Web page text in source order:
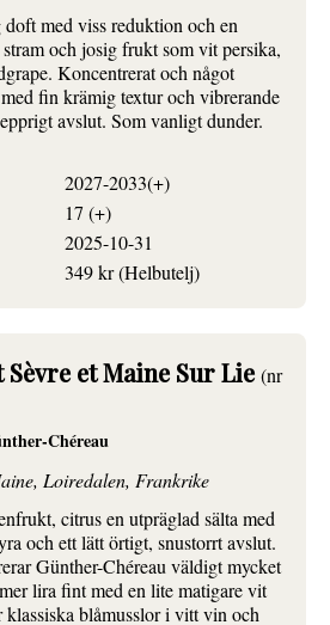
med viss reduktion och en
och josig frukt som vit persika,
Koncentrerat och något
fin krämig textur och vibrerande
avslut. Som vanligt dunder.
2027-2033(+)
17 (+)
2025-10-31
349 kr (Helbutelj)
Sèvre et Maine Sur Lie (nr
Chéreau
Loiredalen, Frankrike
citrus en utpräglad sälta med
och ett lätt örtigt, snustorrt avslut.
Günther-Chéreau väldigt mycket
lira fint med en lite matigare vit
klassiska blåmusslor i vitt vin och